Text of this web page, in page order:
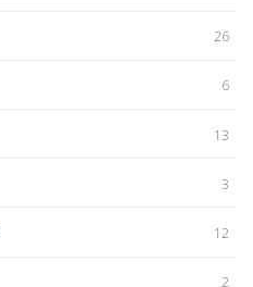
26
6
13
3
12
2